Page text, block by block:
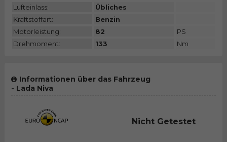
Lufteinlass:
Übliches
Kraftstoffart:
Benzin
Motorleistung:
82
PS
Drehmoment:
133 Nm
Informationen über das Fahrzeug
- Lada Niva
Nicht Getestet